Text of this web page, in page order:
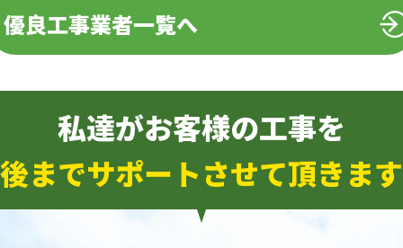
優良工事業者一覧へ
私達がお客様の工事を
までサポートさせて頂きま